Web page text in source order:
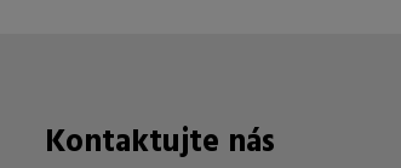
Kontaktujte nás